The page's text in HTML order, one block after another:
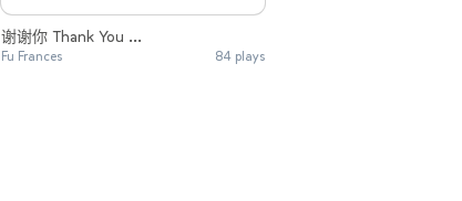
谢谢你 Thank You ...
Fu Frances 84 plays